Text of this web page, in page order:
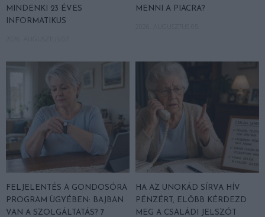
MINDENKI 23 ÉVES
INFORMATIKUS
MENNI A PIACRA?
FELJELENTÉS A GONDOSÓRA
PROGRAM ÜGYÉBEN: BAJBAN
VAN A SZOLGÁLTATÁS? 7
HA AZ UNOKÁD SÍRVA HÍV
PÉNZÉRT, ELŐBB KÉRDEZD
MEG A CSALÁDI JELSZÓT